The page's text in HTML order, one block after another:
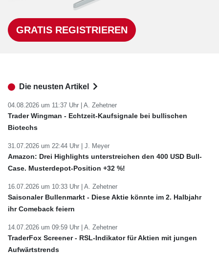
GRATIS REGISTRIEREN
Die neusten Artikel
04.08.2026 um 11:37 Uhr | A. Zehetner
Trader Wingman - Echtzeit-Kaufsignale bei bullischen
Biotechs
31.07.2026 um 22:44 Uhr | J. Meyer
Amazon: Drei Highlights unterstreichen den 400 USD Bull-
Case. Musterdepot-Position +32 %!
16.07.2026 um 10:33 Uhr | A. Zehetner
Saisonaler Bullenmarkt - Diese Aktie könnte im 2. Halbjahr
ihr Comeback feiern
14.07.2026 um 09:59 Uhr | A. Zehetner
TraderFox Screener - RSL-Indikator für Aktien mit jungen
Aufwärtstrends